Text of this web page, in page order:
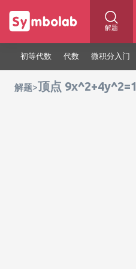
解题
初等代数 代数 微积分入门
解题>顶点 9x^2+4y^2=1